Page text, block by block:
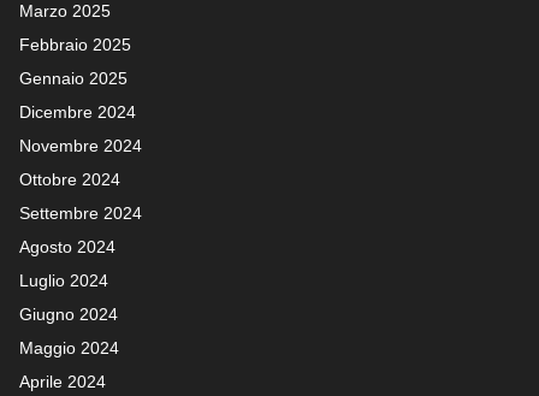
Marzo 2025
Febbraio 2025
Gennaio 2025
Dicembre 2024
Novembre 2024
Ottobre 2024
Settembre 2024
Agosto 2024
Luglio 2024
Giugno 2024
Maggio 2024
Aprile 2024